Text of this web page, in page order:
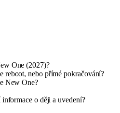
One (2027)?
reboot, nebo přímé pokračování?
New One?
o ději a uvedení?